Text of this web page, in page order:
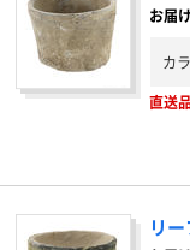
お届
カ
直送
リ